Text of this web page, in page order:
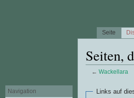
Seiten,
← Wackellara
Links auf
Seite
Navigation